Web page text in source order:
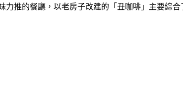
力推的餐廳，以老房子改建的 「丑咖啡」 主要綜合